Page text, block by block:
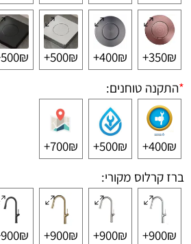
350₪+
400₪+
500₪+
500₪+
*התקנה טוחנים:
400₪+
500₪+
700₪+
ברז קרלוס מקורי:
900₪+
900₪+
900₪+
900₪+